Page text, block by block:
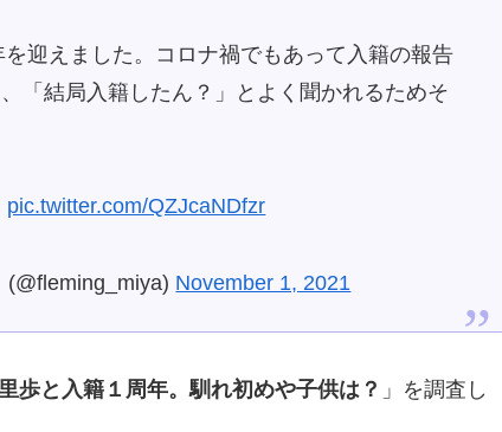
迎えました。コロナ禍でもあって入籍の報告
「結局入籍したん？」とよく聞かれるためそ
pic.twitter.com/QZJcaNDfzr
November 1, 2021
歩と入籍１周年。馴れ初めや子供は？ 」を調査し